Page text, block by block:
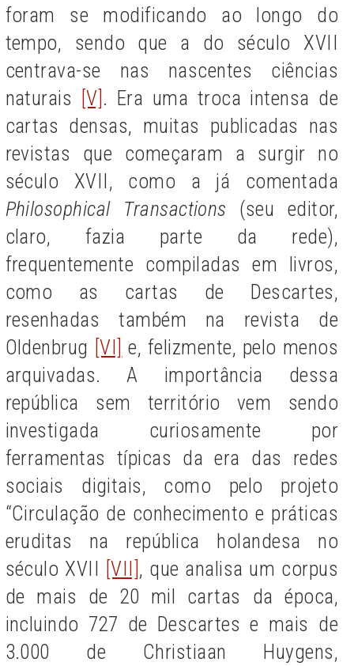
foram se modificando ao longo do
tempo, sendo que a do século XVII
centrava-se nas nascentes ciências
naturais [V]. Era uma troca intensa de
cartas densas, muitas publicadas nas
revistas que começaram a surgir no
século XVII, como a já comentada
Philosophical Transactions (seu editor,
claro, fazia parte da rede),
frequentemente compiladas em livros,
como as cartas de Descartes,
resenhadas também na revista de
Oldenbrug [VI] e, felizmente, pelo menos
arquivadas. A importância dessa
república sem território vem sendo
investigada curiosamente por
ferramentas típicas da era das redes
sociais digitais, como pelo projeto
“Circulação de conhecimento e práticas
eruditas na república holandesa no
século XVII [VII], que analisa um corpus
de mais de 20 mil cartas da época,
incluindo 727 de Descartes e mais de
3.000 de Christiaan Huygens,